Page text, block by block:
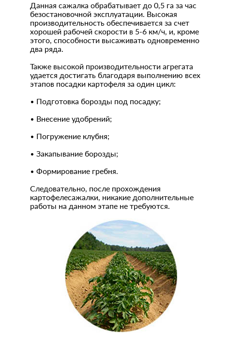
Данная сажалка обрабатывает до 0,5 га за час
безостановочной эксплуатации. Высокая
производительность обеспечивается за счет
хорошей рабочей скорости в 5-6 км/ч, и, кроме
этого, способности высаживать одновременно
два ряда.
Также высокой производительности агрегата
удается достигать благодаря выполнению всех
этапов посадки картофеля за один цикл:
• Подготовка борозды под посадку;
• Внесение удобрений;
• Погружение клубня;
• Закапывание борозды;
• Формирование гребня.
Следовательно, после прохождения
картофелесажалки, никакие дополнительные
работы на данном этапе не требуются.